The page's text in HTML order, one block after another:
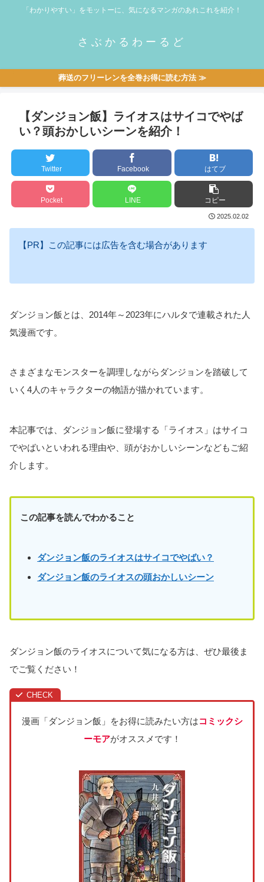
「わかりやすい」をモットーに、気になるマンガのあれこれを紹介！
さぶかるわーるど
葬送のフリーレンを全巻お得に読む方法 ≫
【ダンジョン飯】ライオスはサイコでやば
い？頭おかしいシーンを紹介！
Twitter Facebook はてブ
Pocket LINE コピー
2025.02.02
【PR】この記事には広告を含む場合があります
ダンジョン飯とは、2014年～2023年にハルタで連載された人
気漫画です。
さまざまなモンスターを調理しながらダンジョンを踏破して
いく4人のキャラクターの物語が描かれています。
本記事では、ダンジョン飯に登場する「ライオス」はサイコ
でやばいといわれる理由や、頭がおかしいシーンなどもご紹
介します。
この記事を読んでわかること
ダンジョン飯のライオスはサイコでやばい？
ダンジョン飯のライオスの頭おかしいシーン
ダンジョン飯のライオスについて気になる方は、ぜひ最後ま
でご覧ください！
漫画「ダンジョン飯」をお得に読みたい方はコミックシ
ーモアがオススメです！